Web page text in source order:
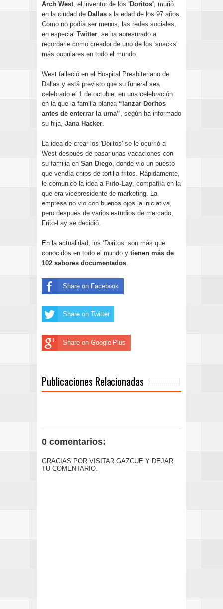
Arch West, el inventor de los 'Doritos', murió
en la ciudad de Dallas a la edad de los 97 años.
Como no podía ser menos, las redes sociales,
en especial Twitter, se ha apresurado a
recordarle como creador de uno de los 'snacks'
más populares en todo el mundo.
West falleció en el Hospital Presbiteriano de
Dallas y está previsto que su funeral sea
celebrado el 1 de octubre, en una celebración
en la que la familia planea “lanzar Doritos
antes de enterrar la urna”, según ha informado
su hija, Jana Hacker.
La idea de crear los 'Doritos' se le ocurrió a
West después de pasar unas vacaciones con
su familia en San Diego, donde vio un puesto
que vendía chips de tortilla fritos. Rápidamente,
le comunicó la idea a Frito-Lay, compañía en la
que era vicepresidente de marketing. La
empresa no vio con buenos ojos la iniciativa,
pero después de varios estudios de mercado,
Frito-Lay se decidió.
En la actualidad, los ‘Doritos’ son más que
conocidos en todo el mundo y tienen más de
102 sabores documentados.
Share on Facebook
Share on Twitter
Share on Google Plus
Publicaciones Relacionadas
0 comentarios:
GRACIAS POR VISITAR GAZCUE Y DEJAR
TU COMENTARIO.